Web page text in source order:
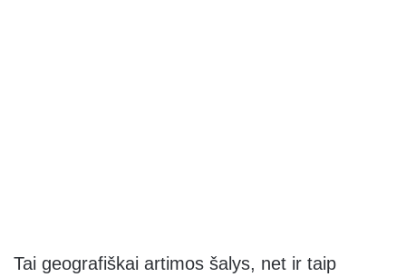
Tai geografiškai artimos šalys, net ir taip